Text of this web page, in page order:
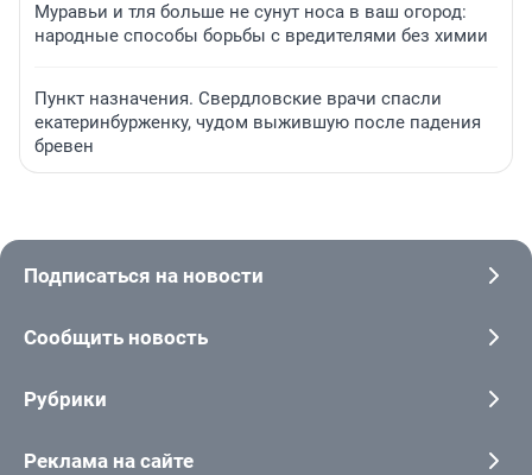
Муравьи и тля больше не сунут носа в ваш огород:
народные способы борьбы с вредителями без химии
Пункт назначения. Свердловские врачи спасли
екатеринбурженку, чудом выжившую после падения
бревен
Подписаться на новости
Сообщить новость
Рубрики
Реклама на сайте